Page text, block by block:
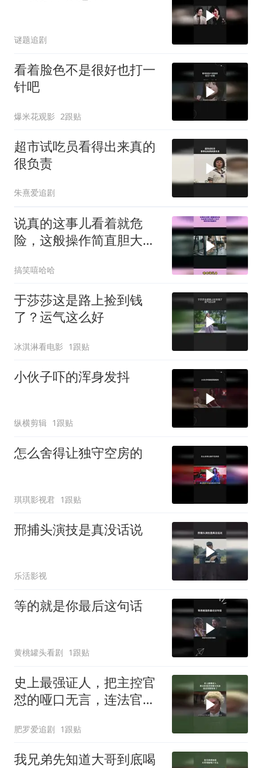
谜题追剧
看着脸色不是很好也打一
针吧
爆米花观影 2跟贴
超市试吃员看得出来真的
很负责
朱熹爱追剧
说真的这事儿看着就危
险，这般操作简直胆大包
搞笑嘻哈哈
于莎莎这是路上捡到钱
了？运气这么好
冰淇淋看电影 1跟贴
小伙子吓的浑身发抖
纵横剪辑 1跟贴
怎么舍得让独守空房的
琪琪影视君 1跟贴
邢捕头演技是真没话说
乐活影视
等的就是你最后这句话
黄桃罐头看剧 1跟贴
史上最强证人，把主控官
怼的哑口无言，连法官都
肥罗爱追剧 1跟贴
我兄弟先知道大哥到底喝